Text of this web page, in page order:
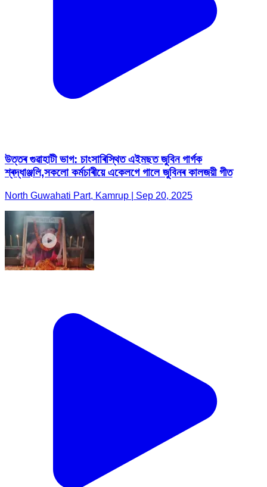
উত্তৰ গুৱাহাটী ভাগ: চাংসাৰিস্থিত এইমছত জুবিন গাৰ্গক
শ্ৰদ্ধাঞ্জলি,সকলো কৰ্মচাৰীয়ে একেলগে গালে জুবিনৰ কালজয়ী গীত
North Guwahati Part, Kamrup | Sep 20, 2025